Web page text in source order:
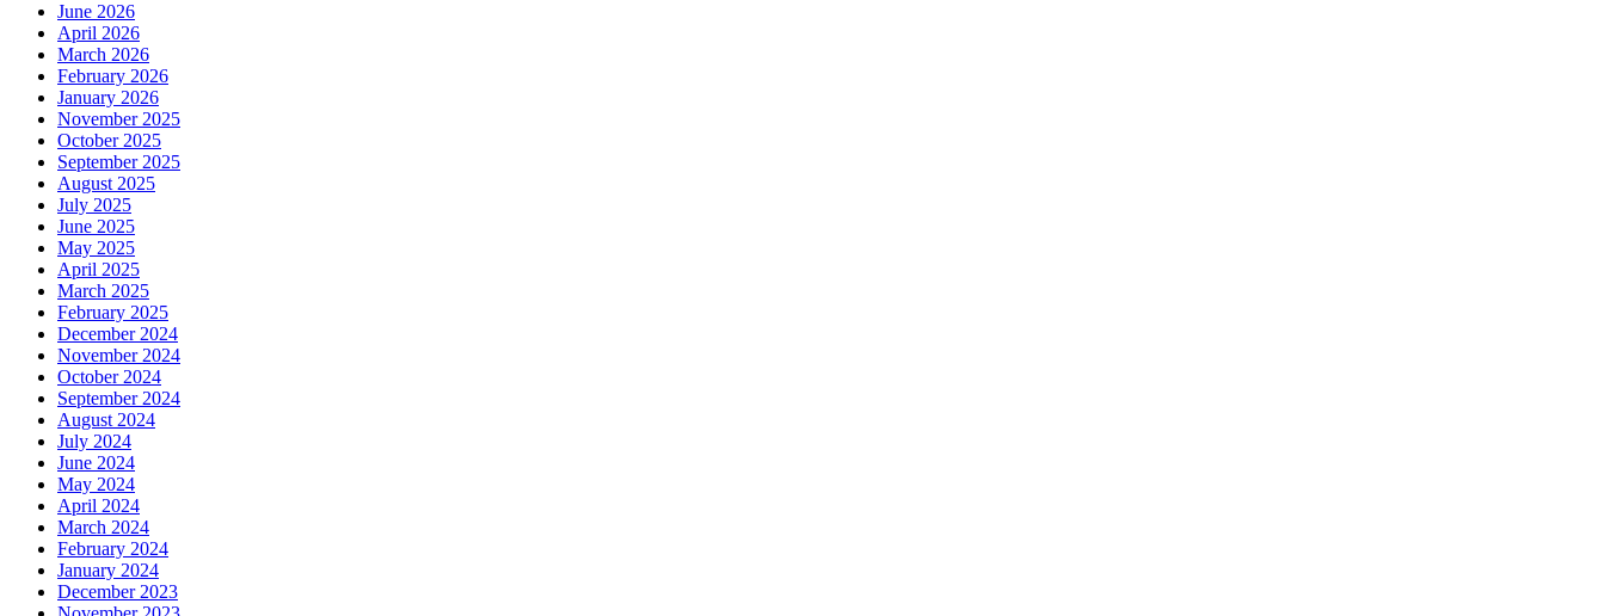
June 2026
April 2026
March 2026
February 2026
January 2026
November 2025
October 2025
September 2025
August 2025
July 2025
June 2025
May 2025
April 2025
March 2025
February 2025
December 2024
November 2024
October 2024
September 2024
August 2024
July 2024
June 2024
May 2024
April 2024
March 2024
February 2024
January 2024
December 2023